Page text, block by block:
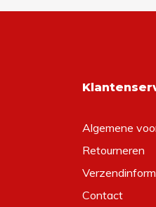
Algemene
Retourneren
Contact